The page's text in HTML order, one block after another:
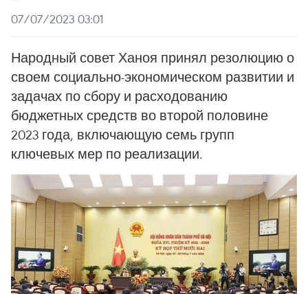
07/07/2023 03:01
Народный совет Ханоя принял резолюцию о
своем социально-экономическом развитии и
задачах по сбору и расходованию
бюджетных средств во второй половине
2023 года, включающую семь групп
ключевых мер по реализации.